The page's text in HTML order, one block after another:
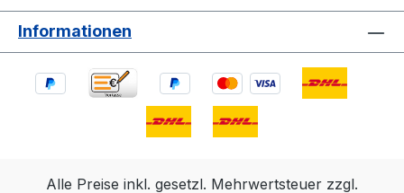
Informationen
Alle Preise inkl. gesetzl. Mehrwertsteuer zzgl.